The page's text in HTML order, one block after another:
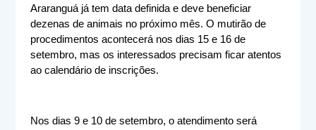
Araranguá já tem data definida e deve beneficiar
dezenas de animais no próximo mês. O mutirão de
procedimentos acontecerá nos dias 15 e 16 de
setembro, mas os interessados precisam ficar atentos
ao calendário de inscrições.
Nos dias 9 e 10 de setembro, o atendimento será